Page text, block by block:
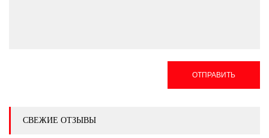
ОТПРАВИТЬ
СВЕЖИЕ ОТЗЫВЫ